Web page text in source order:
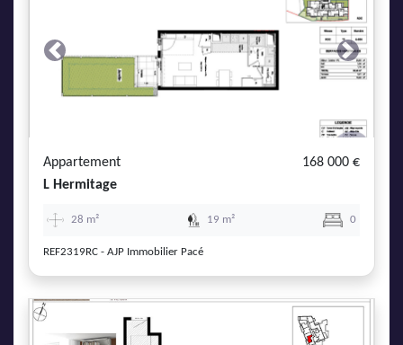
Previous Next
Appartement
168 000 €
L Hermitage
28 m² 19 m² 0
REF2319RC - AJP Immobilier Pacé